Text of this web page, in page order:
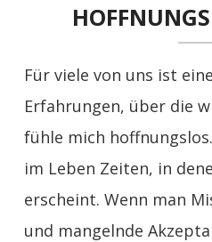
Für viele von uns ist
Erfahrungen, über die
fühle mich
im Leben Zeiten, in
erscheint. Wenn man
und mangelnde